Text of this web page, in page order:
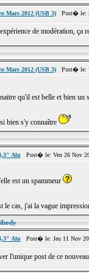
Mars 2012 (USB 3)Post� le:
de modération, ça
Mars 2012 (USB 3)Post� le:
qu'il est belle et bien un
bien s'y connaître
Alu Post� le: Ven 26 Nov
est un spammeur
le cas, j'ai la vague
Alu Post� le: Jeu 11 Nov
l'unique post de ce